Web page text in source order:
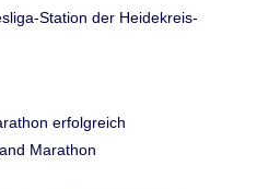
Station der Heidekreis-
erfolgreich
Marathon